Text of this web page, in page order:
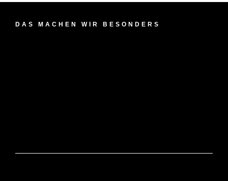
DAS MACHEN WIR BESONDERS